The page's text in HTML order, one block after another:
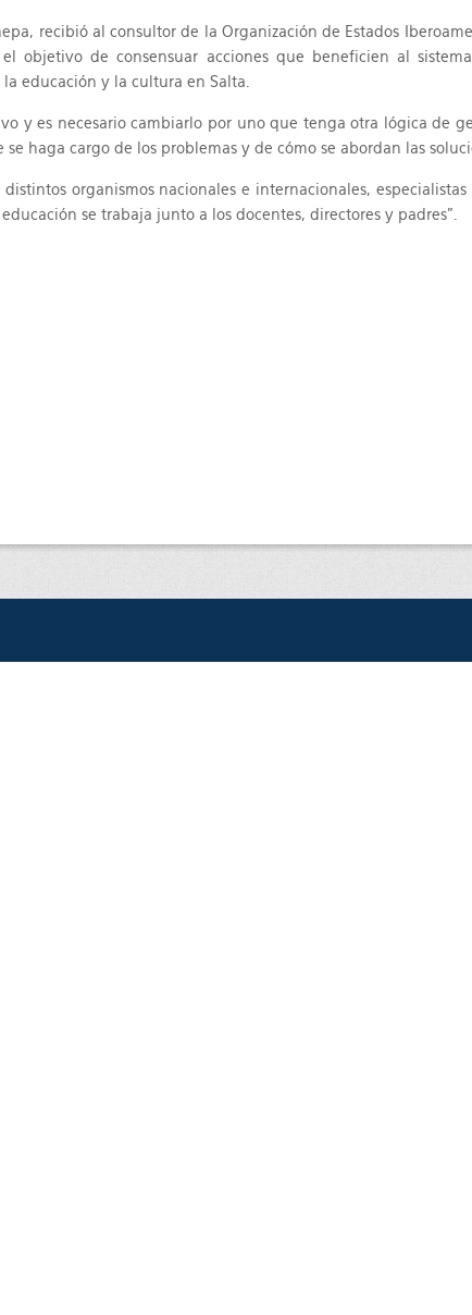
recibió al consultor de la Organización de Estados
objetivo de consensuar acciones que beneficien al
educación y la cultura en Salta.
y es necesario cambiarlo por uno que tenga otra lógica de
haga cargo de los problemas y de cómo se abordan las
organismos nacionales e internacionales,
se trabaja junto a los docentes, directores y padres”.